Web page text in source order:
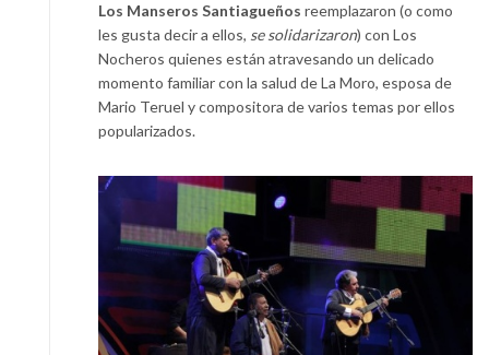
Los Manseros Santiagueños reemplazaron (o como
les gusta decir a ellos, se solidarizaron) con Los
Nocheros quienes están atravesando un delicado
momento familiar con la salud de La Moro, esposa de
Mario Teruel y compositora de varios temas por ellos
popularizados.